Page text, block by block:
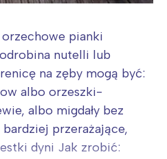
orzechowe pianki
nutelli lub
na zęby mogą być:
albo orzeszki-
albo migdały bez
przerażające,
dyni Jak zrobić: